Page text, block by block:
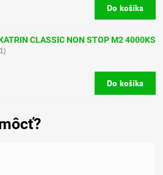
Do košíka
CLASSIC NON STOP M2 4000KS
Do košíka